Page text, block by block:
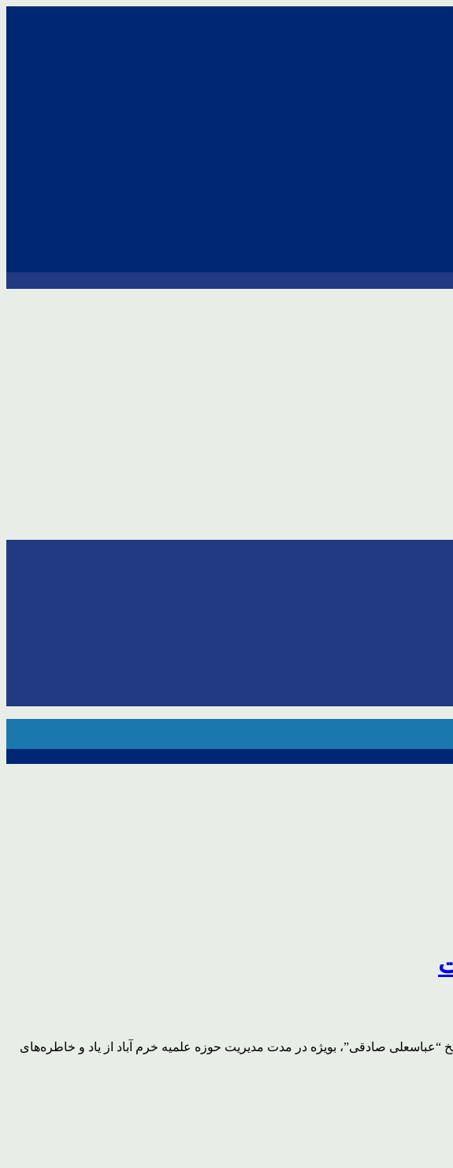
صادقی”، بویژه در مدت مدیریت حوزه علمیه خرم آباد از یاد و خاطره‌های